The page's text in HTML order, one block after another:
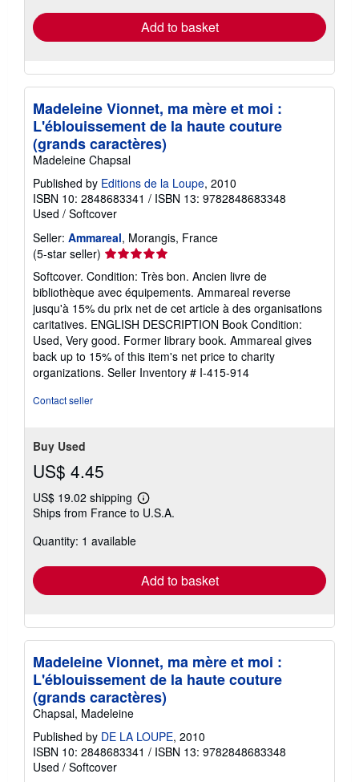
Add to basket
Madeleine Vionnet, ma mère et moi :
L'éblouissement de la haute couture
(grands caractères)
Madeleine Chapsal
Published by Editions de la Loupe, 2010
ISBN 10: 2848683341 / ISBN 13: 9782848683348
Used / Softcover
Seller: Ammareal, Morangis, France
(5-star seller) Seller
rating
5
out
of
5
stars
Softcover. Condition: Très bon. Ancien livre de
bibliothèque avec équipements. Ammareal reverse
jusqu'à 15% du prix net de cet article à des organisations
caritatives. ENGLISH DESCRIPTION Book Condition:
Used, Very good. Former library book. Ammareal gives
back up to 15% of this item's net price to charity
organizations. Seller Inventory # I-415-914
Contact seller
Buy Used
US$ 4.45
US$ 19.02 shipping
Learn
more
Ships from France to U.S.A.
Quantity: 1 available
Add to basket
Madeleine Vionnet, ma mère et moi :
L'éblouissement de la haute couture
(grands caractères)
Chapsal, Madeleine
Published by DE LA LOUPE, 2010
ISBN 10: 2848683341 / ISBN 13: 9782848683348
Used / Softcover